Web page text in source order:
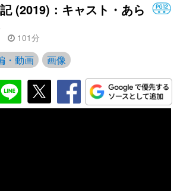
(2019)：キャスト・あら
101分
・動画 画像